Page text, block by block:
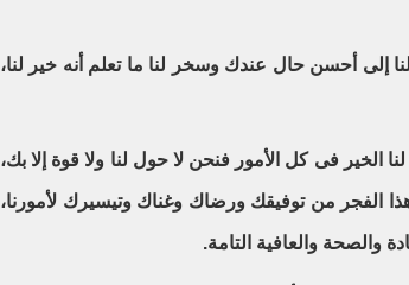
إلى أحسن حال عندك وسخر لنا ما تعلم أنه خير لنا،
الخير فى كل الأمور فنحن لا حول لنا ولا قوة إلا بك،
الفجر من توفيقك ورضاك وغناك وتيسيرك لأمورنا،
والصحة والعافية التامة.